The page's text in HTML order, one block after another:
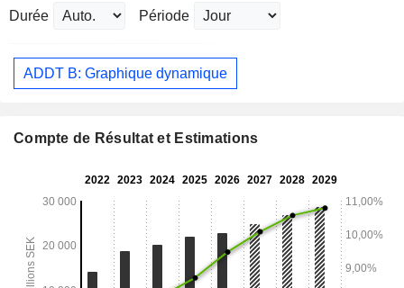
Durée Période
ADDT B: Graphique dynamique
Compte de Résultat et Estimations